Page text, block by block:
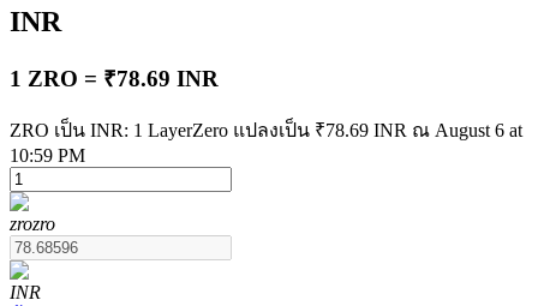
ฟิวเจอร์ส USDT
INR
1 ZRO = ₹78.69 INR
ZRO เป็น INR: 1 LayerZero แปลงเป็น ₹78.69 INR ณ August 6 at
10:59 PM
zrozro
INR